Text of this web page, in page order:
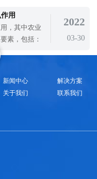
长影响非常
简单，集多
用
，其中农业
素，包括：
大家介绍.....
2022
03-30
新闻中心
解决方案
关于我们
联系我们